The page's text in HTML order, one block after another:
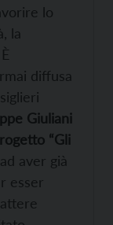
lo
la
diffusa
Giuliani
“Gli
aver già
esser